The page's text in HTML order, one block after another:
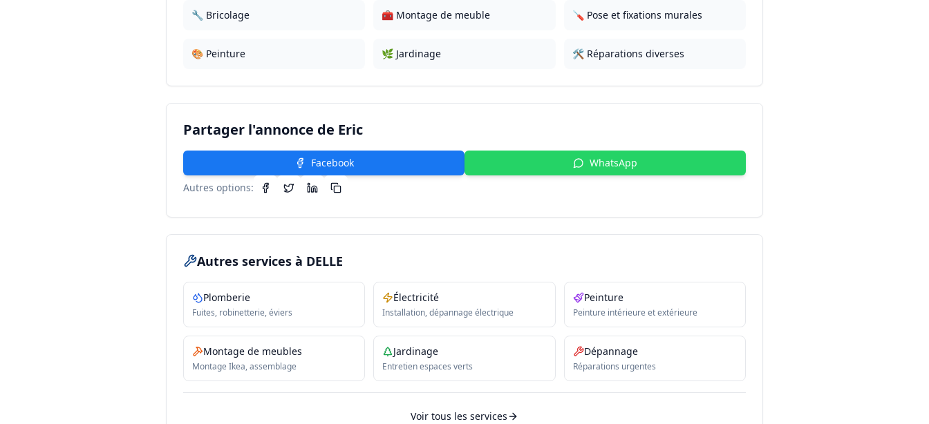
🔧 Bricolage 🧰 Montage de meuble 🪛 Pose et fixations murales
🎨 Peinture 🌿 Jardinage 🛠️ Réparations diverses
Partager l'annonce de Eric
Facebook
WhatsApp
Autres options:
Autres services à DELLE
Plomberie
Fuites, robinetterie, éviers
Électricité
Installation, dépannage électrique
Peinture
Peinture intérieure et extérieure
Montage de meubles
Montage Ikea, assemblage
Jardinage
Entretien espaces verts
Dépannage
Réparations urgentes
Voir tous les services